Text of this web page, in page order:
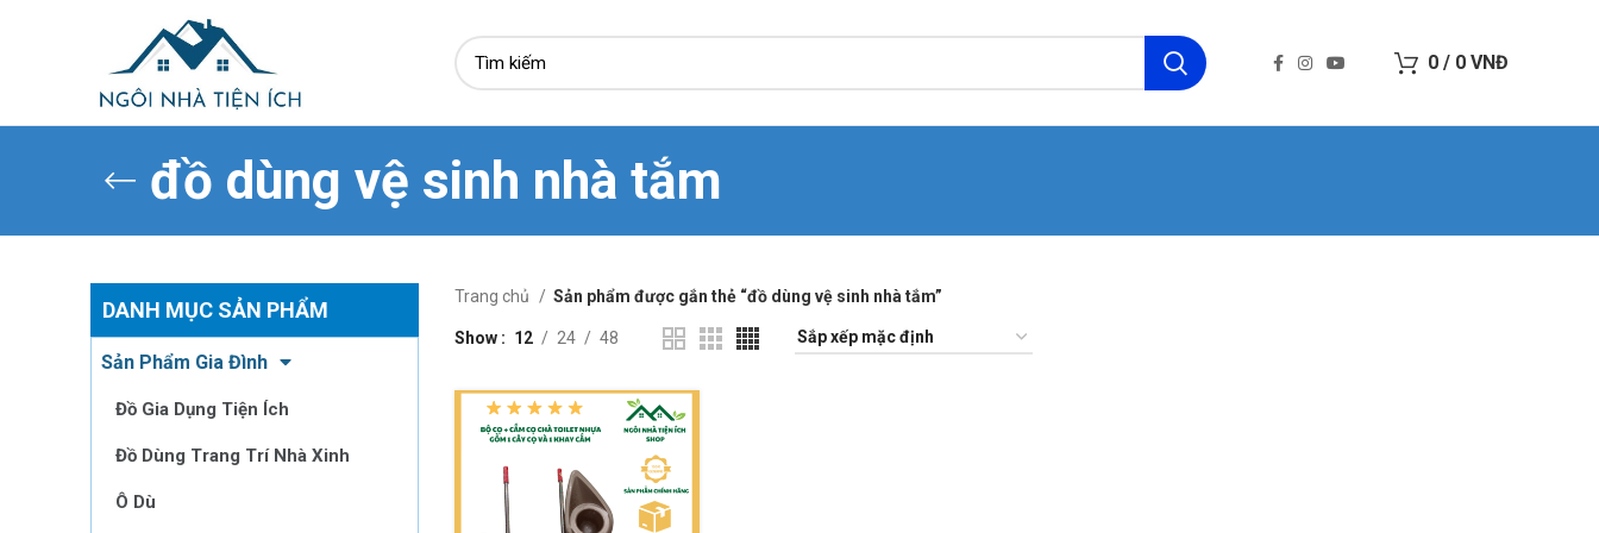
0 / 0 VNĐ
đồ dùng vệ sinh nhà tắm
DANH MỤC SẢN PHẨM
Sản Phẩm Gia Đình
Đồ Gia Dụng Tiện Ích
Đồ Dùng Trang Trí Nhà Xinh
Ô Dù
Trang chủ Sản phẩm được gắn thẻ “đồ dùng vệ sinh nhà tắm”
Show 12 24 48